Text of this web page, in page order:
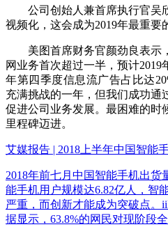
公司创始人兼首席执行官吴
视频化，这会成为2019年最重要
美图首席财务官颜劲良表示
网业务首次超过一半，预计
年第四季度信息流广告占比达
充满挑战的一年，但我们成功通
促进公司业务发展。最困难的时
里程碑迈进。
艾媒报告 | 2018上半年中国智能
2018年前七月中国智能手机出货
能手机用户规模达6.82亿人，智
严重，而创新才能成为突破点。
据显示，63.8%的网民对现阶段